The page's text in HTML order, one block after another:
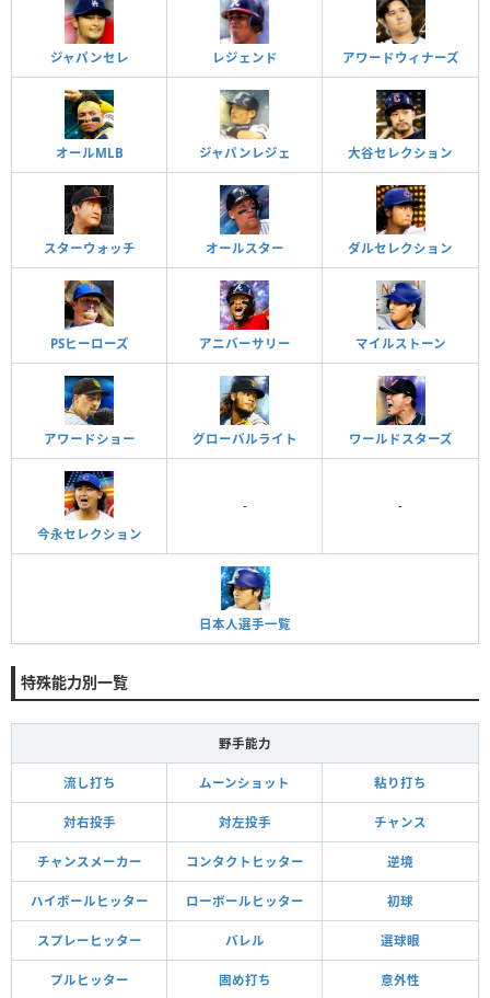
ジャパンセレ レジェンド アワードウィナーズ
オールMLB ジャパンレジェ 大谷セレクション
スターウォッチ オールスター ダルセレクション
PSヒーローズ アニバーサリー マイルストーン
アワードショー グローバルライト ワールドスターズ
今永セレクション
- -
日本人選手一覧
特殊能力別一覧
野手能力
流し打ち ムーンショット 粘り打ち
対右投手 対左投手 チャンス
チャンスメーカー コンタクトヒッター 逆境
ハイボールヒッター ローボールヒッター 初球
スプレーヒッター バレル 選球眼
プルヒッター 固め打ち 意外性